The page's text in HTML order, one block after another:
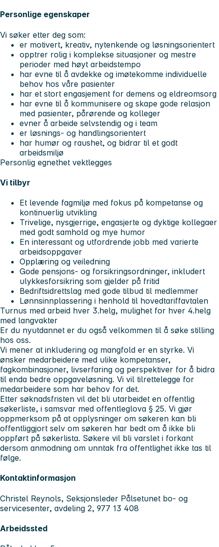
Personlige egenskaper
Vi søker etter deg som:
er motivert, kreativ, nytenkende og løsningsorientert
opptrer rolig i komplekse situasjoner og mestre
perioder med høyt arbeidstempo
har evne til å avdekke og imøtekomme individuelle
behov hos våre pasienter
har et stort engasjement for demens og eldreomsorg
har evne til å kommunisere og skape gode relasjon
med pasienter, pårørende og kolleger
evner å arbeide selvstendig og i team
er løsnings- og handlingsorientert
har humør og raushet, og bidrar til et godt
arbeidsmiljø
Personlig egnethet vektlegges
Vi tilbyr
Et levende fagmiljø med fokus på kompetanse og
kontinuerlig utvikling
Trivelige, nysgjerrige, engasjerte og dyktige kollegaer
med godt samhold og mye humor
En interessant og utfordrende jobb med varierte
arbeidsoppgaver
Opplæring og veiledning
Gode pensjons- og forsikringsordninger, inkludert
ulykkesforsikring som gjelder på fritid
Bedriftsidrettslag med gode tilbud til medlemmer
Lønnsinnplassering i henhold til hovedtariffavtalen
Turnus med arbeid hver 3.helg, mulighet for hver 4.helg
med langvakter
Er du nyutdannet er du også velkommen til å søke stilling
hos oss.
Vi mener at inkludering og mangfold er en styrke. Vi
ønsker medarbeidere med ulike kompetanser,
fagkombinasjoner, livserfaring og perspektiver for å bidra
til enda bedre oppgaveløsning. Vi vil tilrettelegge for
medarbeidere som har behov for det.
Etter søknadsfristen vil det bli utarbeidet en offentlig
søkerliste, i samsvar med offentleglova § 25. Vi gjør
oppmerksom på at opplysninger om søkeren kan bli
offentliggjort selv om søkeren har bedt om å ikke bli
oppført på søkerlista. Søkere vil bli varslet i forkant
dersom anmodning om unntak fra offentlighet ikke tas til
følge.
Kontaktinformasjon
Christel Reynols, Seksjonsleder Pålsetunet bo- og
servicesenter, avdeling 2, 977 13 408
Arbeidssted